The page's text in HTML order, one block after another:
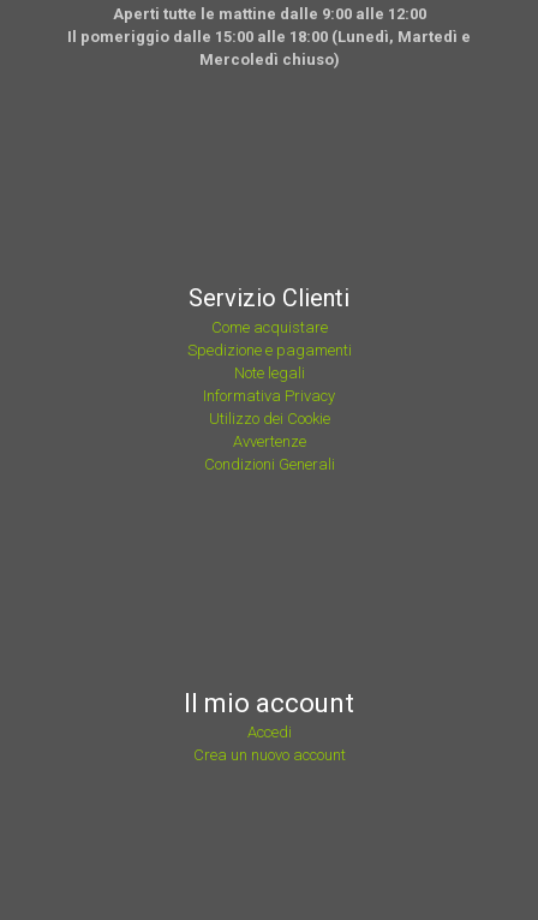
Aperti tutte le mattine dalle 9:00 alle 12:00
Il pomeriggio dalle 15:00 alle 18:00 (Lunedì, Martedì e
Mercoledì chiuso)
Servizio Clienti
Come acquistare
Spedizione e pagamenti
Note legali
Informativa Privacy
Utilizzo dei Cookie
Avvertenze
Condizioni Generali
Il mio account
Accedi
Crea un nuovo account